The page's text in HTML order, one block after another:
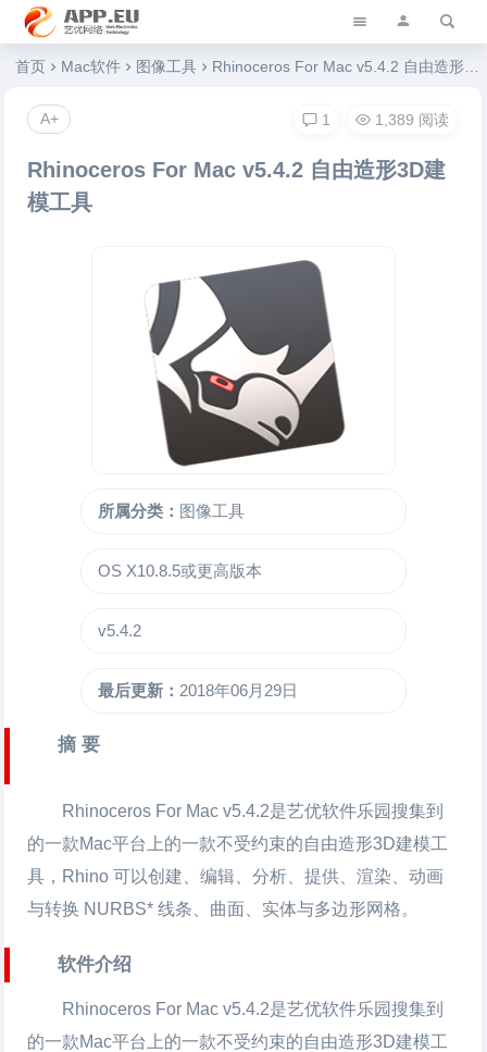
艺优软件乐园
首页 Mac软件 图像工具 Rhinoceros For Mac v5.4.2 自由造形3D建模工具
Rhinoceros For Mac v5.4.2 自由造形3D建
模工具
所属分类： 图像工具
OS X10.8.5或更高版本
v5.4.2
最后更新： 2018年06月29日
摘 要
Rhinoceros For Mac v5.4.2是艺优软件乐园搜集到
的一款Mac平台上的一款不受约束的自由造形3D建模工
具，Rhino 可以创建、编辑、分析、提供、渲染、动画
与转换 NURBS* 线条、曲面、实体与多边形网格。
软件介绍
Rhinoceros For Mac v5.4.2是艺优软件乐园搜集到
的一款Mac平台上的一款不受约束的自由造形3D建模工
1 1,389 阅读
A+